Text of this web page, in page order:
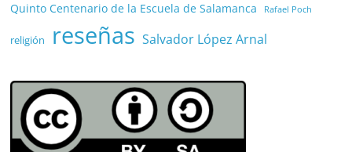
Quinto Centenario de la Escuela de Salamanca Rafael Poch
religión reseñas Salvador López Arnal